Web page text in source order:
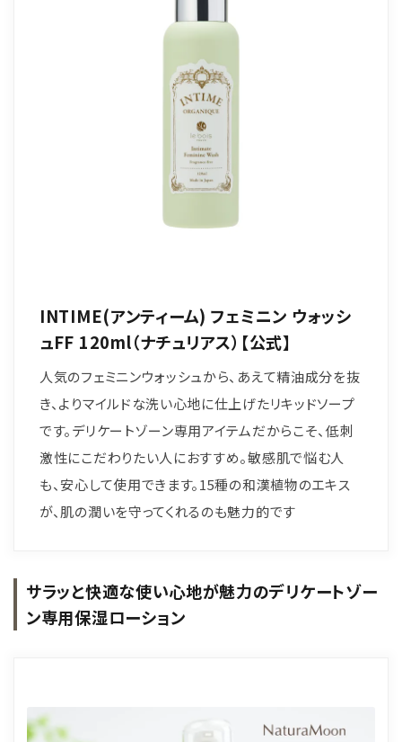
INTIME(アンティーム) フェミニン ウォッシ
ュFF 120ml（ナチュリアス）【公式】
人気のフェミニンウォッシュから、あえて精油成分を抜
き、よりマイルドな洗い心地に仕上げたリキッドソープ
です。デリケートゾーン専用アイテムだからこそ、低刺
激性にこだわりたい人におすすめ。敏感肌で悩む人
も、安心して使用できます。15種の和漢植物のエキス
が、肌の潤いを守ってくれるのも魅力的です
サラッと快適な使い心地が魅力のデリケートゾー
ン専用保湿ローション